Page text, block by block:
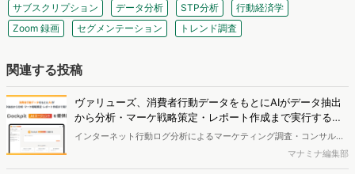
サブスクリプション
データ分析 STP分析
行動経済学
Zoom 録画
セグメンテーション トレンド調査
関連する投稿
ヴァリューズ、消費者行動データをもとにAIがデータ抽出
から分析・マーケ戦略策定・レポート作成まで実行する
「Dockpit AIエージェント」を提供開始
インターネット行動ログ分析によるマーケティング調査・コンサルテ
ィングサービスを提供する株式会社ヴァリューズは、国内最大規模
250万人のWeb行動ログデータを基盤としたマーケティングリサーチ
マナミナ編集部